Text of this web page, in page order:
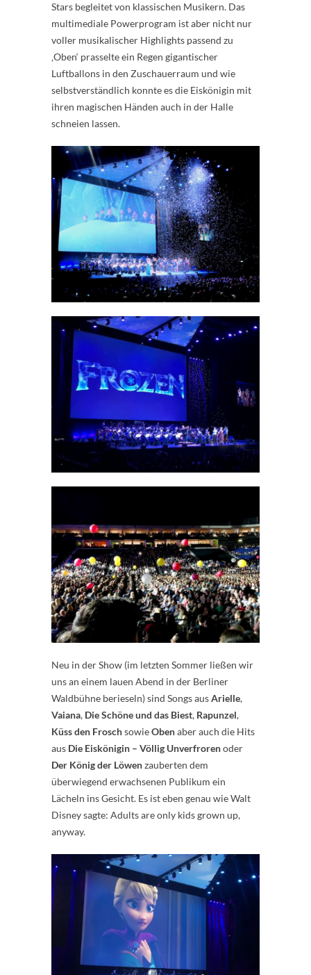
Stars begleitet von klassischen Musikern. Das
multimediale Powerprogram ist aber nicht nur
voller musikalischer Highlights passend zu
‚Oben‘ prasselte ein Regen gigantischer
Luftballons in den Zuschauerraum und wie
selbstverständlich konnte es die Eiskönigin mit
ihren magischen Händen auch in der Halle
schneien lassen.
Neu in der Show (im letzten Sommer ließen wir
uns an einem lauen Abend in der Berliner
Waldbühne berieseln) sind Songs ausArielle,
Vaiana, Die Schöne und das Biest, Rapunzel,
Küss den FroschsowieObenaber auch die Hits
aus Die Eiskönigin – Völlig Unverfrorenoder
Der König der Löwenzauberten dem
überwiegend erwachsenen Publikum ein
Lächeln ins Gesicht. Es ist eben genau wie Walt
Disney sagte: Adults are only kids grown up,
anyway.